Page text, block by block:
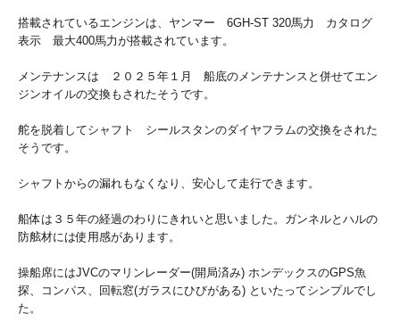
搭載されているエンジンは、ヤンマー 6GH-ST 320馬力 カタログ
表示 最大400馬力が搭載されています。
メンテナンスは ２０２５年１月 船底のメンテナンスと併せてエン
ジンオイルの交換もされたそうです。
舵を脱着してシャフト シールスタンのダイヤフラムの交換をされた
そうです。
シャフトからの漏れもなくなり、安心して走行できます。
船体は３５年の経過のわりにきれいと思いました。ガンネルとハルの
防舷材には使用感があります。
操船席にはJVCのマリンレーダー(開局済み) ホンデックスのGPS魚
探、コンパス、回転窓(ガラスにひびがある) といたってシンプルでし
た。